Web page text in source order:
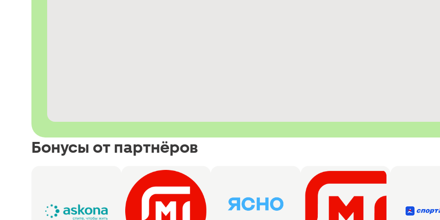
Бонусы от партнёров